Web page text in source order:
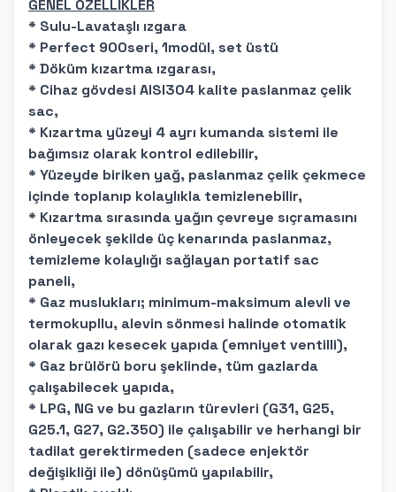
GENEL ÖZELLİKLER
* Sulu-Lavataşlı ızgara
* Perfect 900seri, 1modül, set üstü
* Döküm kızartma ızgarası,
* Cihaz gövdesi AISI304 kalite paslanmaz çelik
sac,
* Kızartma yüzeyi 4 ayrı kumanda sistemi ile
bağımsız olarak kontrol edilebilir,
* Yüzeyde biriken yağ, paslanmaz çelik çekmece
içinde toplanıp kolaylıkla temizlenebilir,
* Kızartma sırasında yağın çevreye sıçramasını
önleyecek şekilde üç kenarında paslanmaz,
temizleme kolaylığı sağlayan portatif sac
paneli,
* Gaz muslukları; minimum-maksimum alevli ve
termokupllu, alevin sönmesi halinde otomatik
olarak gazı kesecek yapıda (emniyet ventilli),
* Gaz brülörü boru şeklinde, tüm gazlarda
çalışabilecek yapıda,
* LPG, NG ve bu gazların türevleri (G31, G25,
G25.1, G27, G2.350) ile çalışabilir ve herhangi bir
tadilat gerektirmeden (sadece enjektör
değişikliği ile) dönüşümü yapılabilir,